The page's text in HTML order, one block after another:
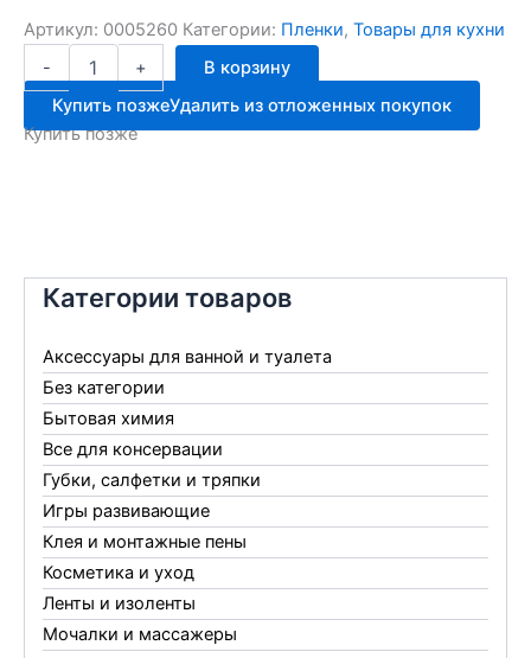
Категории товаров
Аксессуары для ванной и туалета
Без категории
Бытовая химия
Все для консервации
Губки, салфетки и тряпки
Игры развивающие
Клея и монтажные пены
Косметика и уход
Ленты и изоленты
Мочалки и массажеры
Артикул: 0005260 Категории: Пленки, Товары для кухни
-
Количество
товара
ПВХ
флизелин
плёнка
+
В корзину
Купить позжеУдалить из отложенных покупок
Купить позже